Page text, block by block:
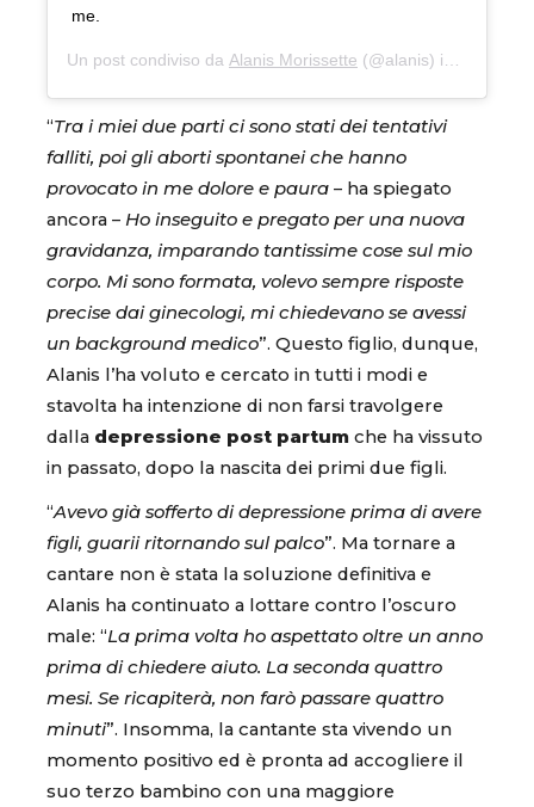
me.
Un post condiviso da Alanis Morissette (@alanis) in data:
“Tra i miei due parti ci sono stati dei tentativi
falliti, poi gli aborti spontanei che hanno
provocato in me dolore e paura – ha spiegato
ancora – Ho inseguito e pregato per una nuova
gravidanza, imparando tantissime cose sul mio
corpo. Mi sono formata, volevo sempre risposte
precise dai ginecologi, mi chiedevano se avessi
un background medico”. Questo figlio, dunque,
Alanis l’ha voluto e cercato in tutti i modi e
stavolta ha intenzione di non farsi travolgere
dalla depressione post partum che ha vissuto
in passato, dopo la nascita dei primi due figli.
“Avevo già sofferto di depressione prima di avere
figli, guarii ritornando sul palco”. Ma tornare a
cantare non è stata la soluzione definitiva e
Alanis ha continuato a lottare contro l’oscuro
male: “La prima volta ho aspettato oltre un anno
prima di chiedere aiuto. La seconda quattro
mesi. Se ricapiterà, non farò passare quattro
minuti”. Insomma, la cantante sta vivendo un
momento positivo ed è pronta ad accogliere il
suo terzo bambino con una maggiore